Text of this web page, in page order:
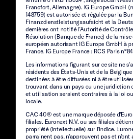
Francfort, Allemagne). IG Europe GmbH
148759) est autorisée et régulée par la
Finanzdienstleistungsaufsicht et la
dernières ont notifié l’Autorité de
Résolution (Banque de France) de la
européen autorisant IG Europe GmbH à
France. IG Europe France : RCS Paris
Les informations figurant sur ce site ne
résidents des États-Unis et de la
destinées à être diffusées ni à être
trouvant dans un pays ou une juridiction
et utilisation seraient contraires à la loi
locale.
CAC 40® est une marque déposée
filiales. Euronext N.V. ou ses filiales
propriété (intellectuelle) sur l'indice.
parrainent pas, n'approuvent pas et n'ont